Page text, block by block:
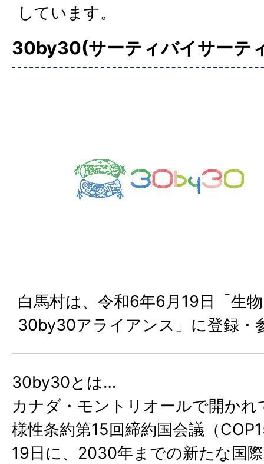
しています。
30by30(サーティバイサーテ
白馬村は、令和6年6月19日「生
30by30アライアンス」に登録・
30by30とは…
カナダ・モントリオールで開かれ
様性条約第15回締約国会議（
19日に、2030年までの新たな国